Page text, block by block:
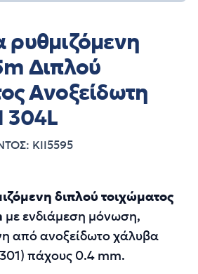
ρυθμιζόμενη
Διπλού
Aνοξείδωτη
304L
ΚΙΙ5595
διπλού τοιχώματος
με ενδιάμεση μόνωση,
από ανοξείδωτο χάλυβα
πάχους 0.4 mm.